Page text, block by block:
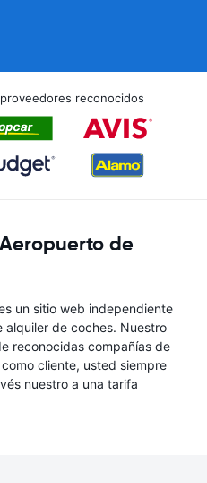
reconocidos
de
un sitio web independiente
de coches. Nuestro
reconocidas compañías de
cliente, usted siempre
nuestro a una tarifa